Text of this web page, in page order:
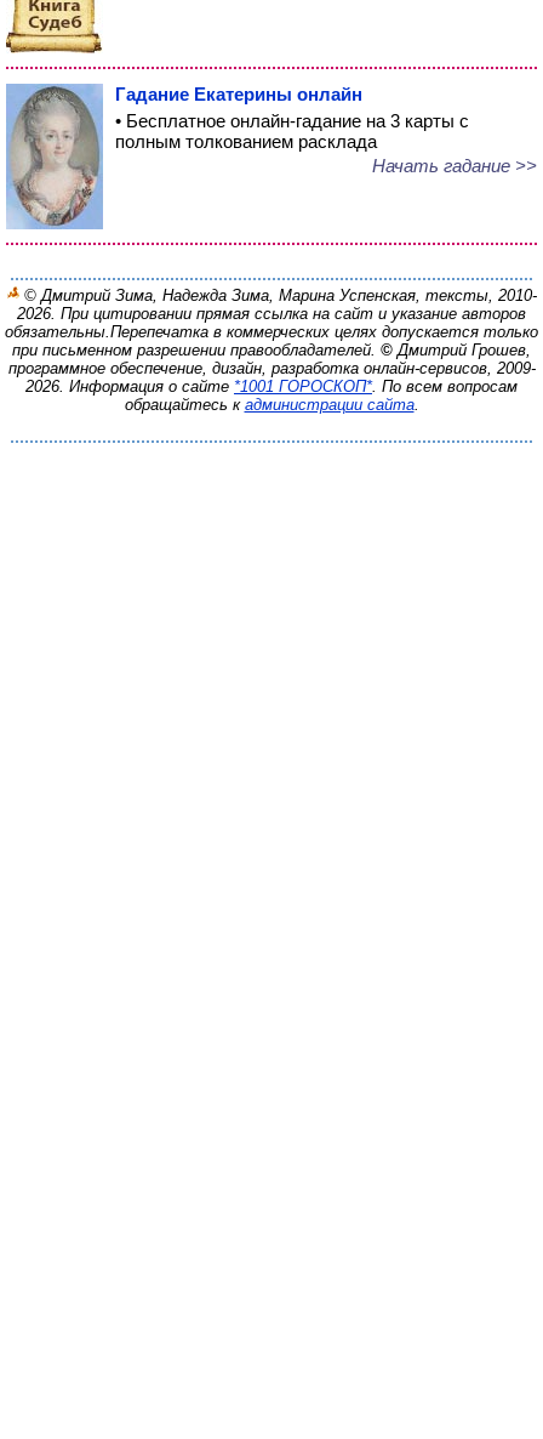
Гадание Екатерины онлайн
• Бесплатное онлайн-гадание на 3 карты с
полным толкованием расклада
Начать гадание >>
© Дмитрий Зима, Надежда Зима, Марина Успенская, тексты, 2010-
2026. При цитировании прямая ссылка на сайт и указание авторов
обязательны.Перепечатка в коммерческих целях допускается только
при письменном разрешении правообладателей. © Дмитрий Грошев,
программное обеспечение, дизайн, разработка онлайн-сервисов, 2009-
2026. Информация о сайте *1001 ГОРОСКОП*. По всем вопросам
обращайтесь к администрации сайта.